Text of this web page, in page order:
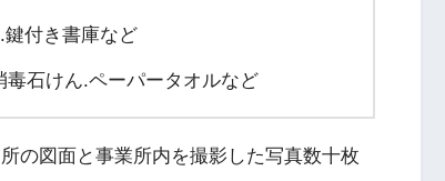
付き書庫など
毒石けん.ペーパータオルなど
の図面と事業所内を撮影した写真数十枚